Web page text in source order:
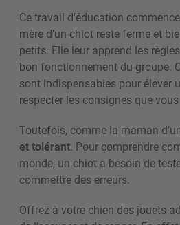
Ce travail d’éducation
mère d’un chiot reste ferme et
petits. Elle leur apprend les
bon fonctionnement du groupe.
sont indispensables pour élever
respecter les consignes que
Toutefois, comme la maman
et tolérant. Pour comprendre
monde, un chiot a besoin de
commettre des erreurs.
Offrez à votre chien des jouets